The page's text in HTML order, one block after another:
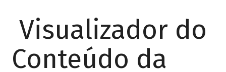
Visualizador do
Conteúdo da